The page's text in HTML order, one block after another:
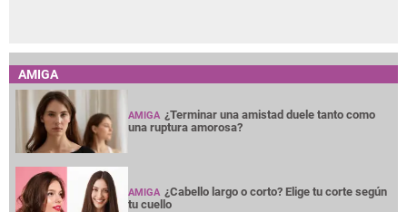
AMIGA
AMIGA ¿Terminar una amistad duele tanto como
una ruptura amorosa?
AMIGA ¿Cabello largo o corto? Elige tu corte según
tu cuello